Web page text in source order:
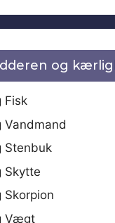
og
Fisk
Skytte
Vægt